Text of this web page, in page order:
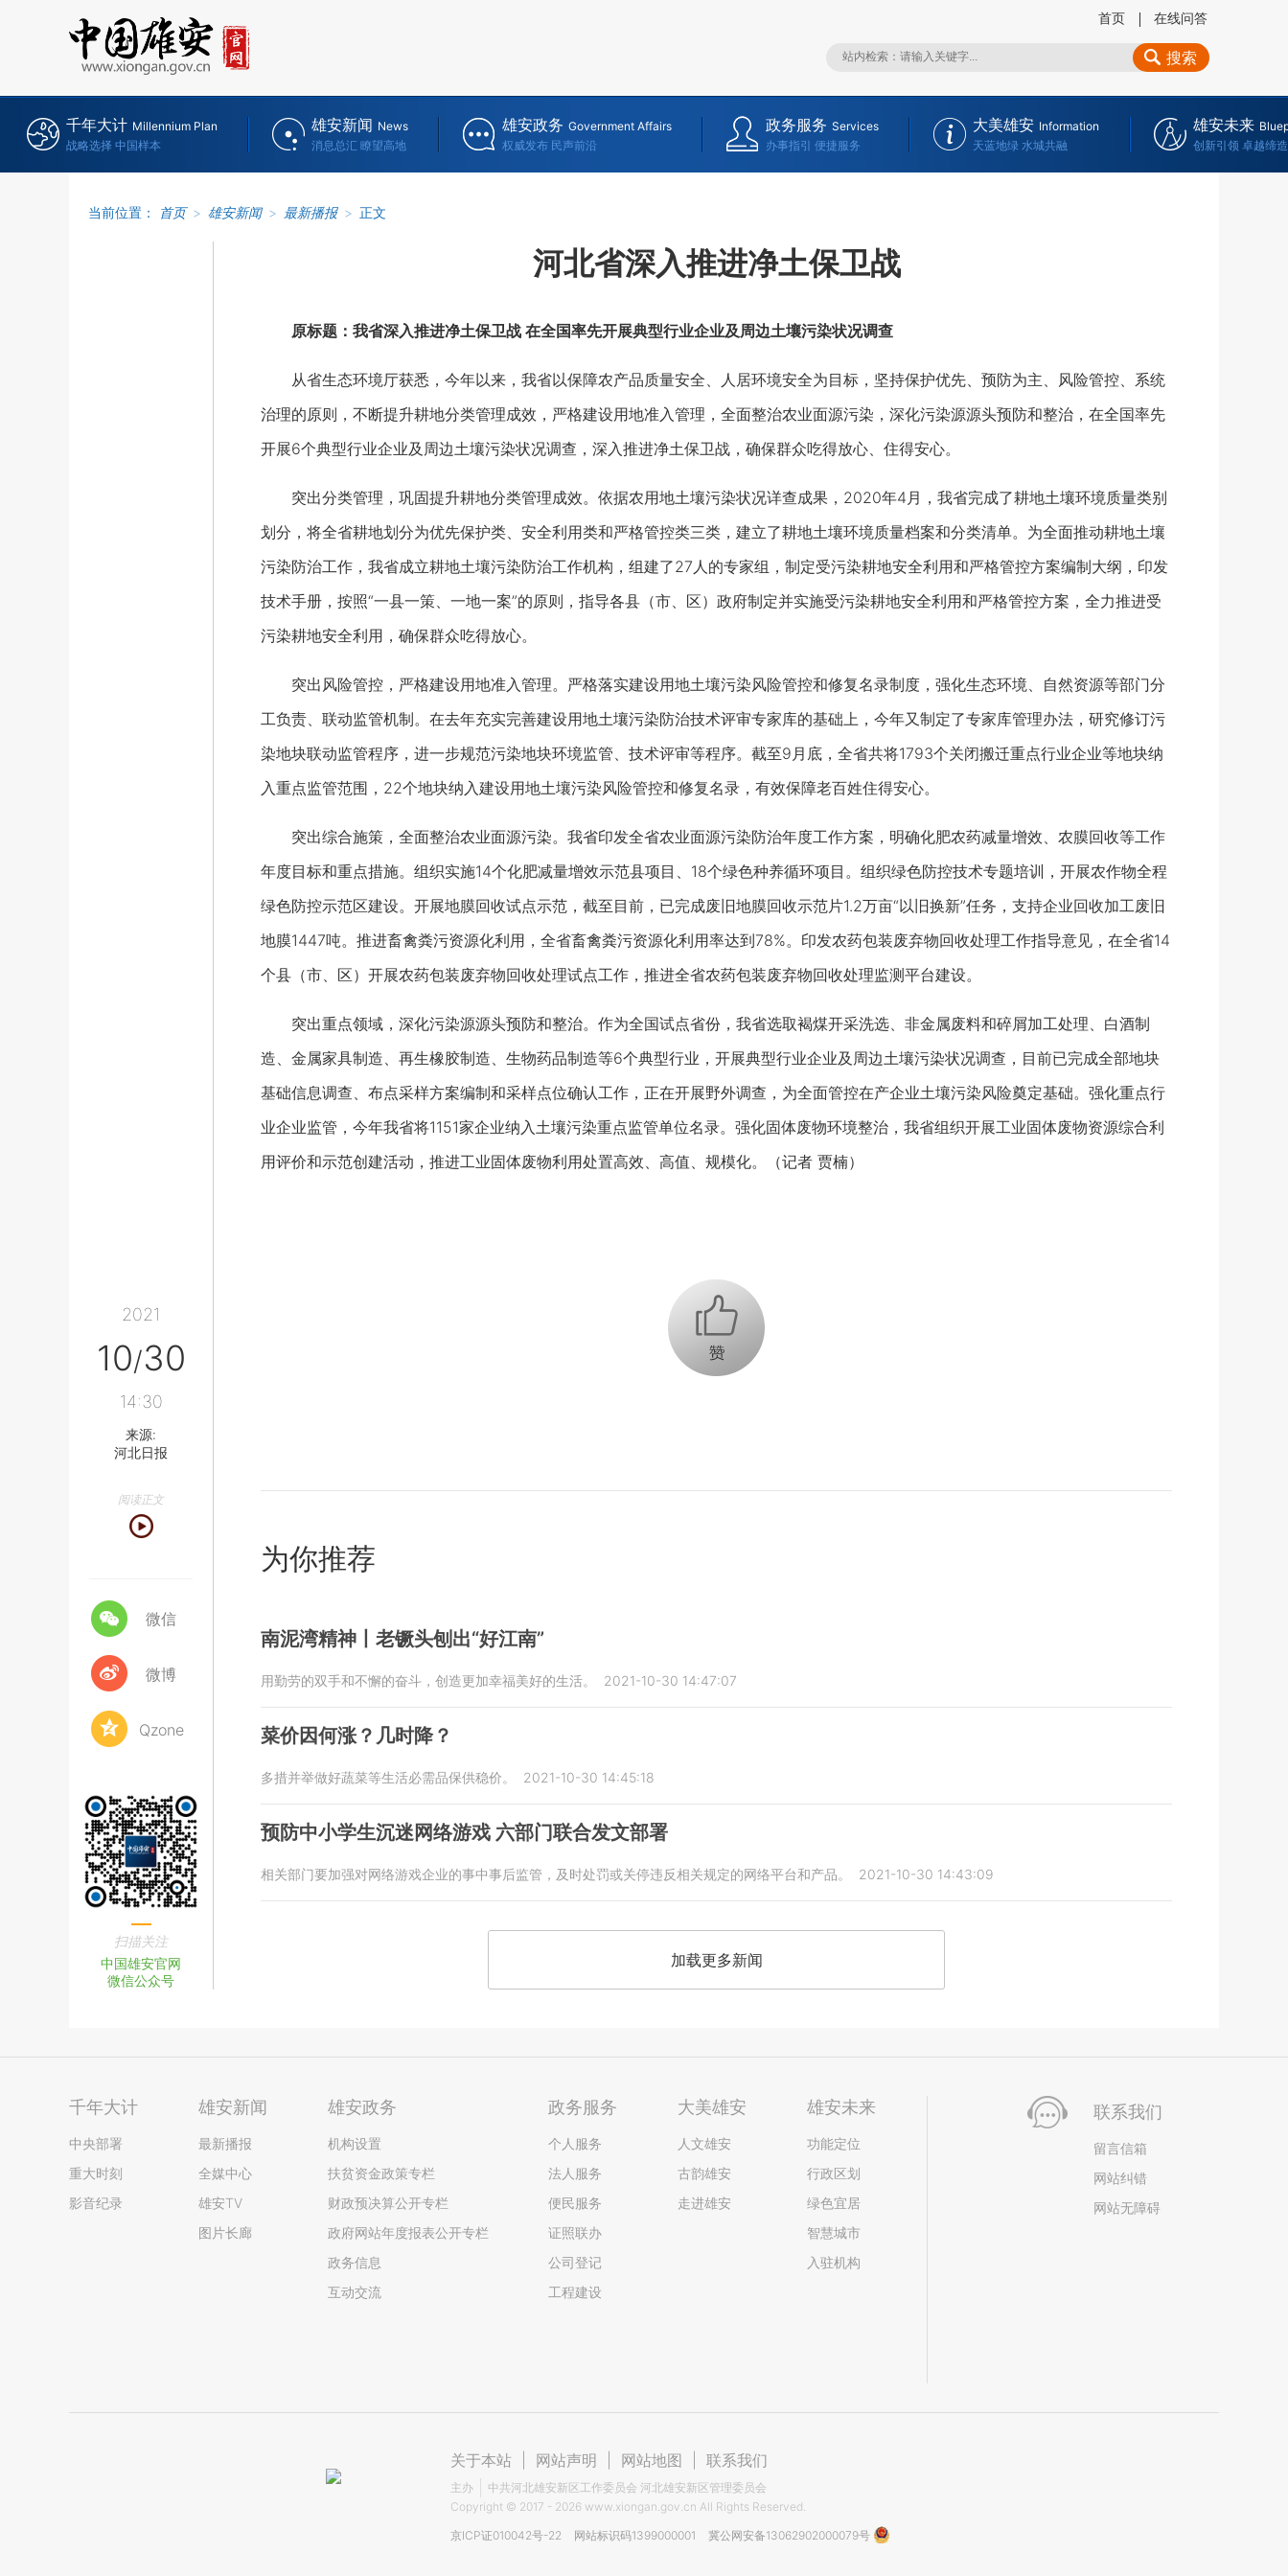
首页 在线问答
搜索
千年大计 Millennium Plan
战略选择 中国样本
雄安新闻 News
消息总汇 瞭望高地
雄安政务 Government Affairs
权威发布 民声前沿
政务服务 Services
办事指引 便捷服务
大美雄安 Information
天蓝地绿 水城共融
雄安未来
创新引领 卓越缔造
当前位置： 首页 > 雄安新闻 > 最新播报 > 正文
2021
10/30
14:30
来源:
河北日报
阅读正文
微信
微博
Qzone
扫描关注
中国雄安官网
微信公众号
河北省深入推进净土保卫战
原标题：我省深入推进净土保卫战 在全国率先开展典型行业企业及周边土壤污染状况调查
从省生态环境厅获悉，今年以来，我省以保障农产品质量安全、人居环境安全为目标，坚持保护优先、预防为主、风险管控、系统
治理的原则，不断提升耕地分类管理成效，严格建设用地准入管理，全面整治农业面源污染，深化污染源源头预防和整治，在全国率先
开展6个典型行业企业及周边土壤污染状况调查，深入推进净土保卫战，确保群众吃得放心、住得安心。
突出分类管理，巩固提升耕地分类管理成效。依据农用地土壤污染状况详查成果，2020年4月，我省完成了耕地土壤环境质量类别
划分，将全省耕地划分为优先保护类、安全利用类和严格管控类三类，建立了耕地土壤环境质量档案和分类清单。为全面推动耕地土壤
污染防治工作，我省成立耕地土壤污染防治工作机构，组建了27人的专家组，制定受污染耕地安全利用和严格管控方案编制大纲，印发
技术手册，按照“一县一策、一地一案”的原则，指导各县（市、区）政府制定并实施受污染耕地安全利用和严格管控方案，全力推进受
污染耕地安全利用，确保群众吃得放心。
突出风险管控，严格建设用地准入管理。严格落实建设用地土壤污染风险管控和修复名录制度，强化生态环境、自然资源等部门分
工负责、联动监管机制。在去年充实完善建设用地土壤污染防治技术评审专家库的基础上，今年又制定了专家库管理办法，研究修订污
染地块联动监管程序，进一步规范污染地块环境监管、技术评审等程序。截至9月底，全省共将1793个关闭搬迁重点行业企业等地块纳
入重点监管范围，22个地块纳入建设用地土壤污染风险管控和修复名录，有效保障老百姓住得安心。
突出综合施策，全面整治农业面源污染。我省印发全省农业面源污染防治年度工作方案，明确化肥农药减量增效、农膜回收等工作
年度目标和重点措施。组织实施14个化肥减量增效示范县项目、18个绿色种养循环项目。组织绿色防控技术专题培训，开展农作物全程
绿色防控示范区建设。开展地膜回收试点示范，截至目前，已完成废旧地膜回收示范片1.2万亩“以旧换新”任务，支持企业回收加工废旧
地膜1447吨。推进畜禽粪污资源化利用，全省畜禽粪污资源化利用率达到78%。印发农药包装废弃物回收处理工作指导意见，在全省14
个县（市、区）开展农药包装废弃物回收处理试点工作，推进全省农药包装废弃物回收处理监测平台建设。
突出重点领域，深化污染源源头预防和整治。作为全国试点省份，我省选取褐煤开采洗选、非金属废料和碎屑加工处理、白酒制
造、金属家具制造、再生橡胶制造、生物药品制造等6个典型行业，开展典型行业企业及周边土壤污染状况调查，目前已完成全部地块
基础信息调查、布点采样方案编制和采样点位确认工作，正在开展野外调查，为全面管控在产企业土壤污染风险奠定基础。强化重点行
业企业监管，今年我省将1151家企业纳入土壤污染重点监管单位名录。强化固体废物环境整治，我省组织开展工业固体废物资源综合利
用评价和示范创建活动，推进工业固体废物利用处置高效、高值、规模化。（记者 贾楠）
+1
为你推荐
南泥湾精神丨老镢头刨出“好江南”
用勤劳的双手和不懈的奋斗，创造更加幸福美好的生活。 2021-10-30 14:47:07
菜价因何涨？几时降？
多措并举做好蔬菜等生活必需品保供稳价。 2021-10-30 14:45:18
预防中小学生沉迷网络游戏 六部门联合发文部署
相关部门要加强对网络游戏企业的事中事后监管，及时处罚或关停违反相关规定的网络平台和产品。 2021-10-30 14:43:09
加载更多新闻
千年大计
中央部署
重大时刻
影音纪录
雄安新闻
最新播报
全媒中心
雄安TV
图片长廊
雄安政务
机构设置
扶贫资金政策专栏
财政预决算公开专栏
政府网站年度报表公开专栏
政务信息
互动交流
政务服务
个人服务
法人服务
便民服务
证照联办
公司登记
工程建设
大美雄安
人文雄安
古韵雄安
走进雄安
雄安未来
功能定位
行政区划
绿色宜居
智慧城市
入驻机构
联系我们
留言信箱
网站纠错
网站无障碍
关于本站 网站声明 网站地图 联系我们
主办
中共河北雄安新区工作委员会 河北雄安新区管理委员会
Copyright © 2017 - 2026 www.xiongan.gov.cn All Rights Reserved.
京ICP证010042号-22
网站标识码1399000001 冀公网安备13062902000079号